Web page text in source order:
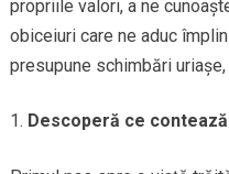
propriile valori, a ne
obiceiuri care ne aduc
presupune schimbări
Descoperă ce